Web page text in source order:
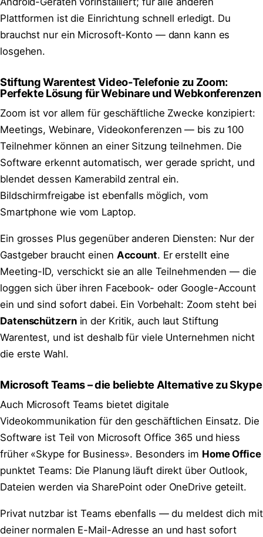
Plattformen ist die Einrichtung schnell erledigt. Du
brauchst nur ein Microsoft-Konto — dann kann es
losgehen.
Stiftung Warentest Video-Telefonie zu Zoom:
Perfekte Lösung für Webinare und Webkonferenzen
Zoom ist vor allem für geschäftliche Zwecke konzipiert:
Meetings, Webinare, Videokonferenzen — bis zu 100
Teilnehmer können an einer Sitzung teilnehmen. Die
Software erkennt automatisch, wer gerade spricht, und
blendet dessen Kamerabild zentral ein.
Bildschirmfreigabe ist ebenfalls möglich, vom
Smartphone wie vom Laptop.
Ein grosses Plus gegenüber anderen Diensten: Nur der
Gastgeber braucht einen Account. Er erstellt eine
Meeting-ID, verschickt sie an alle Teilnehmenden — die
loggen sich über ihren Facebook- oder Google-Account
ein und sind sofort dabei. Ein Vorbehalt: Zoom steht bei
Datenschützernin der Kritik, auch laut Stiftung
Warentest, und ist deshalb für viele Unternehmen nicht
die erste Wahl.
Microsoft Teams – die beliebte Alternative zu Skype
Auch Microsoft Teams bietet digitale
Videokommunikation für den geschäftlichen Einsatz. Die
Software ist Teil von Microsoft Office 365 und hiess
früher «Skype for Business». Besonders im Home Office
punktet Teams: Die Planung läuft direkt über Outlook,
Dateien werden via SharePoint oder OneDrive geteilt.
Privat nutzbar ist Teams ebenfalls — du meldest dich mit
deiner normalen E-Mail-Adresse an und hast sofort